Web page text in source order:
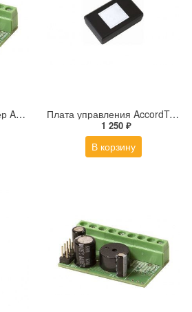
Автономный контроллер AccordTec AT-K1000 Плата управления AccordTec ML-194 box
1 250 ₽
В корзину